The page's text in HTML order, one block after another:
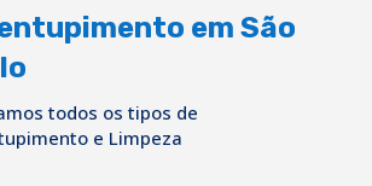
em São
todos os tipos de
e Limpeza